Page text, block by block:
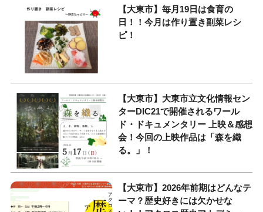
【大東市】毎月19日は食育の
日！！今月は作り置き副菜レシ
ピ！
【大東市】大東市立文化情報セン
ターDIC21で開催されるワール
ド・ドキュメンタリー 上映＆感想
会！今回の上映作品は「森を織
る。」！
【大東市】2026年前期はどんなテ
ーマ？歴史好きには欠かせな